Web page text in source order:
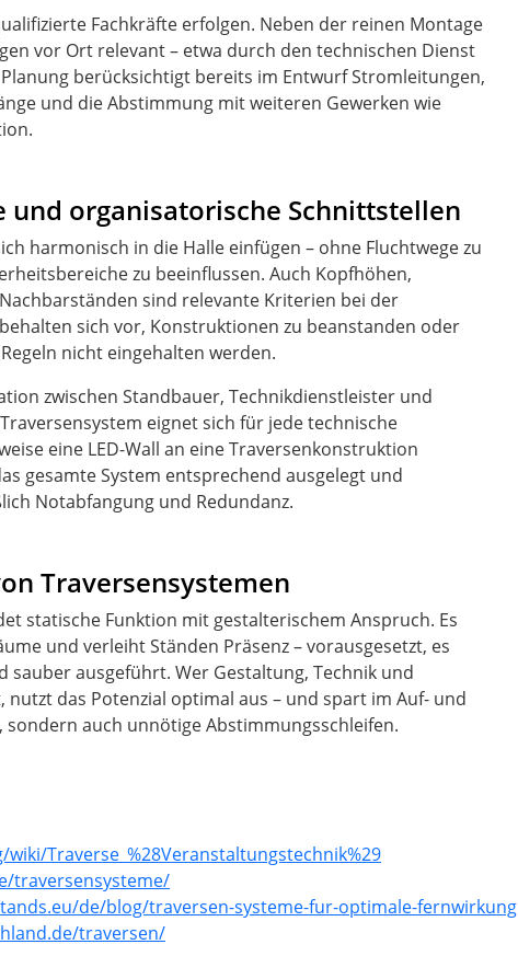
Fachkräfte erfolgen. Neben der reinen Montage
vor Ort relevant – etwa durch den technischen Dienst
berücksichtigt bereits im Entwurf Stromleitungen,
und die Abstimmung mit weiteren Gewerken wie
und organisatorische Schnittstellen
harmonisch in die Halle einfügen – ohne Fluchtwege zu
zu beeinflussen. Auch Kopfhöhen,
sind relevante Kriterien bei der
sich vor, Konstruktionen zu beanstanden oder
nicht eingehalten werden.
zwischen Standbauer, Technikdienstleister und
eignet sich für jede technische
eine LED-Wall an eine Traversenkonstruktion
gesamte System entsprechend ausgelegt und
Notabfangung und Redundanz.
Traversensystemen
statische Funktion mit gestalterischem Anspruch. Es
und verleiht Ständen Präsenz – vorausgesetzt, es
sauber ausgeführt. Wer Gestaltung, Technik und
nutzt das Potenzial optimal aus – und spart im Auf- und
auch unnötige Abstimmungsschleifen.
Traverse_%28Veranstaltungstechnik%29
traversensysteme/
de/blog/traversen-systeme-fur-optimale-fernwirkung
traversen/